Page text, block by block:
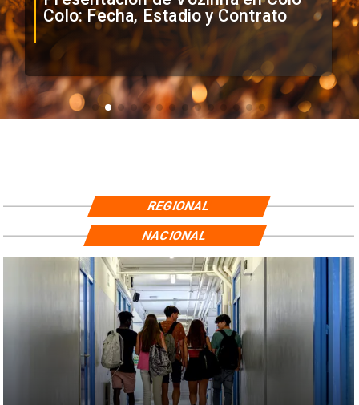
Colo: Fecha, Estadio y Contrato
REGIONAL
NACIONAL